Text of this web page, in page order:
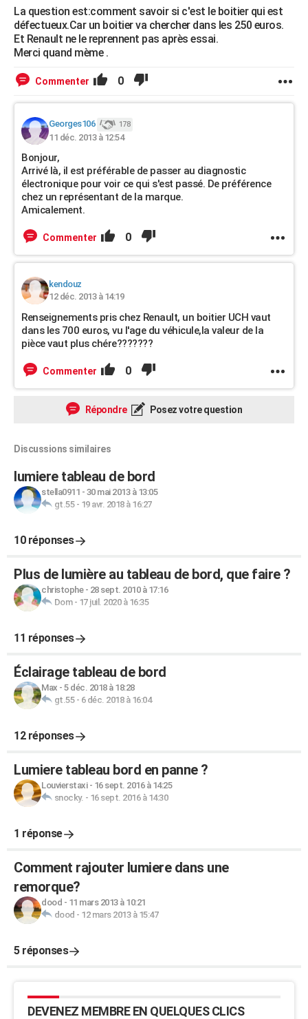
La question est:comment savoir si c'est le boitier qui est
défectueux.Car un boitier va chercher dans les 250 euros.
Et Renault ne le reprennent pas après essai.
Merci quand mème .
Commenter 0
Georges106 178
11 déc. 2013 à 12:54
Bonjour,
Arrivé là, il est préférable de passer au diagnostic
électronique pour voir ce qui s'est passé. De préférence
chez un représentant de la marque.
Amicalement.
Commenter 0
kendouz
12 déc. 2013 à 14:19
Renseignements pris chez Renault, un boitier UCH vaut
dans les 700 euros, vu l'age du véhicule,la valeur de la
pièce vaut plus chére???????
Commenter 0
Répondre Posez votre question
Discussions similaires
lumiere tableau de bord
stella0911 - 30 mai 2013 à 13:05
gt.55- 19 avr. 2018 à 16:27
10 réponses
Plus de lumière au tableau de bord, que faire ?
christophe- 28 sept. 2010 à 17:16
Dom- 17 juil. 2020 à 16:35
11 réponses
Éclairage tableau de bord
Max - 5 déc. 2018 à 18:28
gt.55- 6 déc. 2018 à 16:04
12 réponses
Lumiere tableau bord en panne ?
Louvierstaxi- 16 sept. 2016 à 14:25
snocky. - 16 sept. 2016 à 14:30
1 réponse
Comment rajouter lumiere dans une
remorque?
dood - 11 mars 2013 à 10:21
dood - 12 mars 2013 à 15:47
5 réponses
DEVENEZ MEMBRE EN QUELQUES CLICS